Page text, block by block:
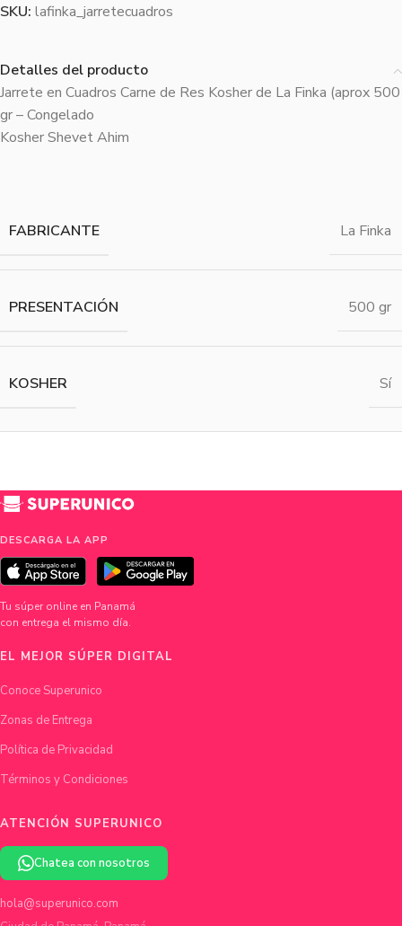
SKU: lafinka_jarretecuadros
Detalles del producto
Jarrete en Cuadros Carne de Res Kosher de La Finka (aprox 500
gr – Congelado
Kosher Shevet Ahim
FABRICANTE La Finka
PRESENTACIÓN 500 gr
KOSHER Sí
DESCARGA LA APP
Tu súper online en Panamá
con entrega el mismo día.
EL MEJOR SÚPER DIGITAL
Conoce Superunico
Zonas de Entrega
Política de Privacidad
Términos y Condiciones
ATENCIÓN SUPERUNICO
Chatea con nosotros
hola@superunico.com